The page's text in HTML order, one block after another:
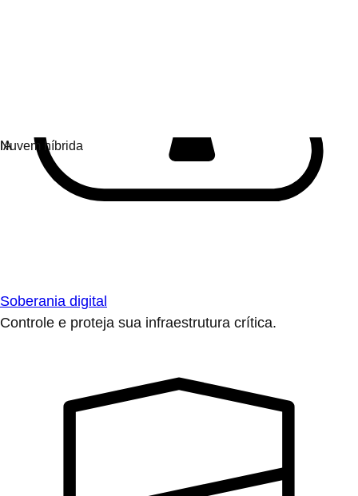
Soberania digital
Controle e proteja sua infraestrutura crítica.